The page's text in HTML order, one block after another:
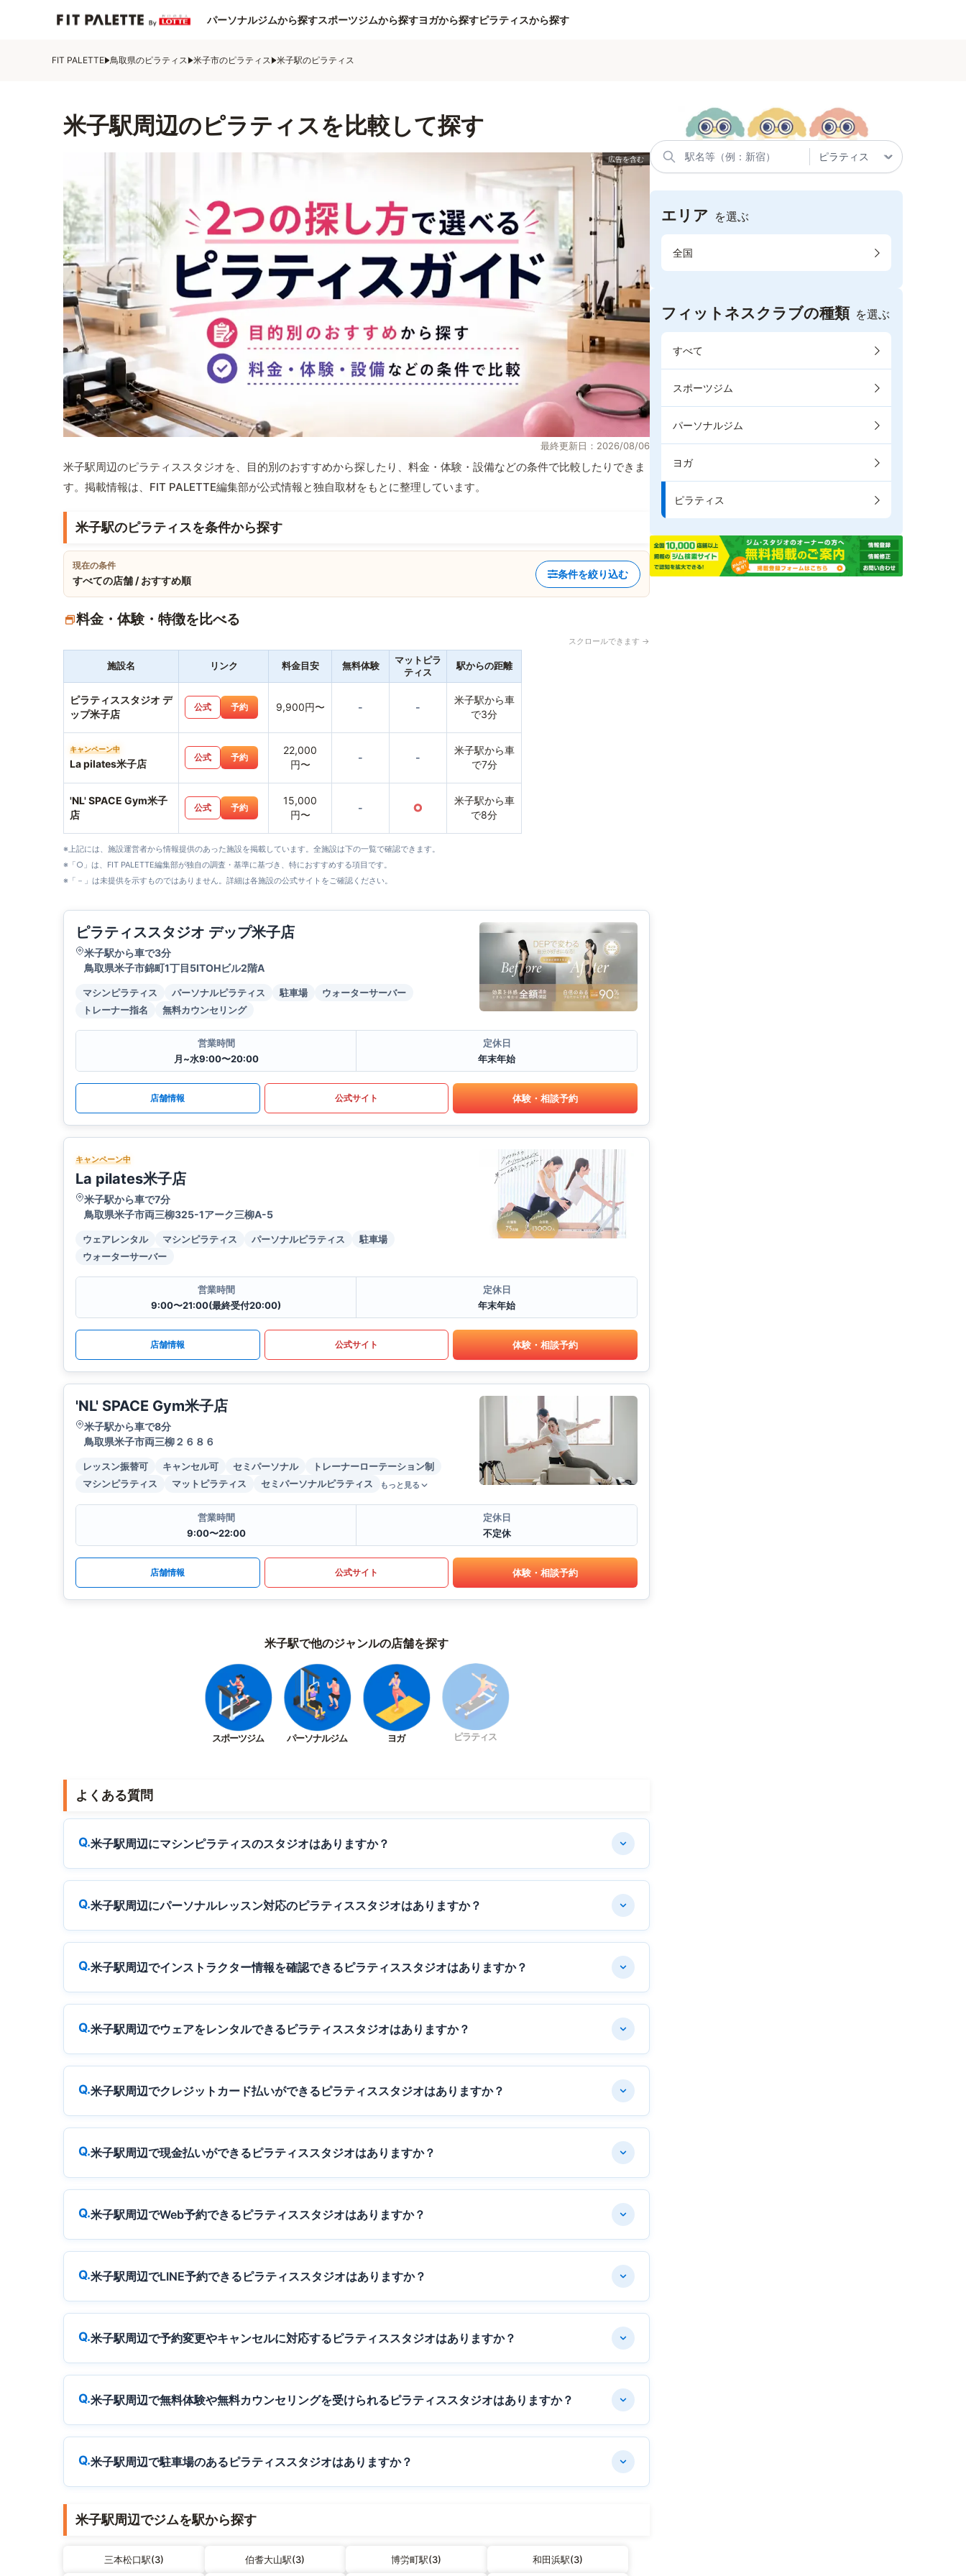
パーソナルジムから探すスポーツジムから探すヨガから探すピラティスから探す
FIT PALETTE 鳥取県のピラティス 米子市のピラティス 米子駅のピラティス
米子駅周辺のピラティスを比較して探す
最終更新日：2026/08/06
米子駅周辺のピラティススタジオを、目的別のおすすめから探したり、料金・体験・設備などの条件で比較したりできま
す。掲載情報は、FIT PALETTE編集部が公式情報と独自取材をもとに整理しています。
米子駅のピラティスを条件から探す
現在の条件
すべての店舗 / おすすめ順
条件を絞り込む
料金・体験・特徴を比べる
スクロールできます →
施設名 リンク 料金目安 無料体験
マットピラ
ティス
駅からの距離
ピラティススタジオ デ
ップ米子店
公式 予約 9,900円〜 - -
米子駅から車
で3分
キャンペーン中
La pilates米子店
公式 予約
22,000
円〜
- -
米子駅から車
で7分
'NL' SPACE Gym米子
店
公式 予約
15,000
円〜
- ○
米子駅から車
で8分
※上記には、施設運営者から情報提供のあった施設を掲載しています。全施設は下の一覧で確認できます。
※「○」は、FIT PALETTE編集部が独自の調査・基準に基づき、特におすすめする項目です。
※「－」は未提供を示すものではありません。詳細は各施設の公式サイトをご確認ください。
ピラティススタジオ デップ米子店
米子駅から車で3分
鳥取県米子市錦町1丁目5ITOHビル2階A
マシンピラティス パーソナルピラティス 駐車場
ウォーターサーバー
トレーナー指名
無料カウンセリング
営業時間
月~水9:00〜20:00
定休日
年末年始
店舗情報 公式サイト 体験・相談予約
キャンペーン中
La pilates米子店
米子駅から車で7分
鳥取県米子市両三柳325-1アーク三柳A-5
ウェアレンタル マシンピラティス パーソナルピラティス
駐車場
ウォーターサーバー
営業時間
9:00〜21:00(最終受付20:00)
定休日
年末年始
店舗情報 公式サイト 体験・相談予約
'NL' SPACE Gym米子店
米子駅から車で8分
鳥取県米子市両三柳２６８６
レッスン振替可 キャンセル可 セミパーソナル
トレーナーローテーション制
マシンピラティス
マットピラティス セミパーソナルピラティス もっと見る
営業時間
9:00〜22:00
定休日
不定休
店舗情報 公式サイト 体験・相談予約
米子駅で他のジャンルの店舗を探す
スポーツジム パーソナルジム ヨガ ピラティス
よくある質問
米子駅周辺にマシンピラティスのスタジオはありますか？
米子駅周辺にパーソナルレッスン対応のピラティススタジオはありますか？
米子駅周辺でインストラクター情報を確認できるピラティススタジオはありますか？
米子駅周辺でウェアをレンタルできるピラティススタジオはありますか？
米子駅周辺でクレジットカード払いができるピラティススタジオはありますか？
米子駅周辺で現金払いができるピラティススタジオはありますか？
米子駅周辺でWeb予約できるピラティススタジオはありますか？
米子駅周辺でLINE予約できるピラティススタジオはありますか？
米子駅周辺で予約変更やキャンセルに対応するピラティススタジオはありますか？
米子駅周辺で無料体験や無料カウンセリングを受けられるピラティススタジオはありますか？
米子駅周辺で駐車場のあるピラティススタジオはありますか？
米子駅周辺でジムを駅から探す
三本松口駅(3) 伯耆大山駅(3) 博労町駅(3) 和田浜駅(3)
エリア を選ぶ
全国
フィットネスクラブの種類 を選ぶ
すべて
スポーツジム
パーソナルジム
ヨガ
ピラティス